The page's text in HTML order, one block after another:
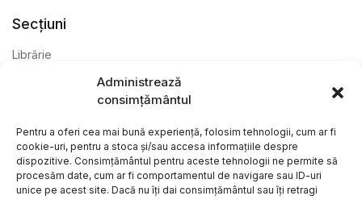
Administrează
consimțământul
Pentru a oferi cea mai bună experiență, folosim tehnologii, cum ar fi
cookie-uri, pentru a stoca și/sau accesa informațiile despre
dispozitive. Consimțământul pentru aceste tehnologii ne permite să
procesăm date, cum ar fi comportamentul de navigare sau ID-uri
unice pe acest site. Dacă nu îți dai consimțământul sau îți retragi
Secțiuni
Librărie